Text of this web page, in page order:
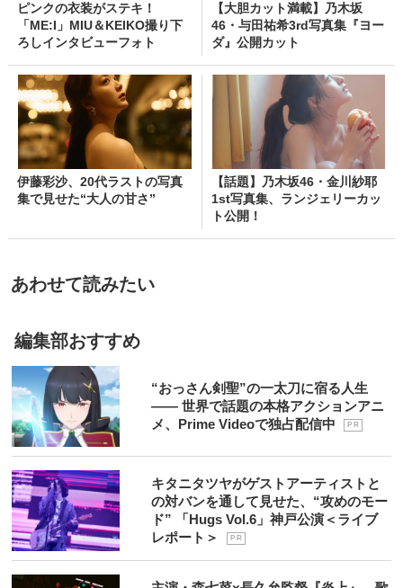
ピンクの衣装がステキ！
「ME:I」MIU＆KEIKO撮り下
ろしインタビューフォト
【大胆カット満載】乃木坂
46・与田祐希3rd写真集『ヨー
ダ』公開カット
伊藤彩沙、20代ラストの写真
集で見せた“大人の甘さ”
【話題】乃木坂46・金川紗耶
1st写真集、ランジェリーカッ
ト公開！
あわせて読みたい
編集部おすすめ
“おっさん剣聖”の一太刀に宿る人生
―― 世界で話題の本格アクションアニ
メ、Prime Videoで独占配信中
P R
キタニタツヤがゲストアーティストと
の対バンを通して見せた、“攻めのモー
ド” 「Hugs Vol.6」神戸公演＜ライブ
レポート＞
P R